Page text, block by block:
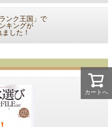
カートへ
ンク王国」で
キングが
した！